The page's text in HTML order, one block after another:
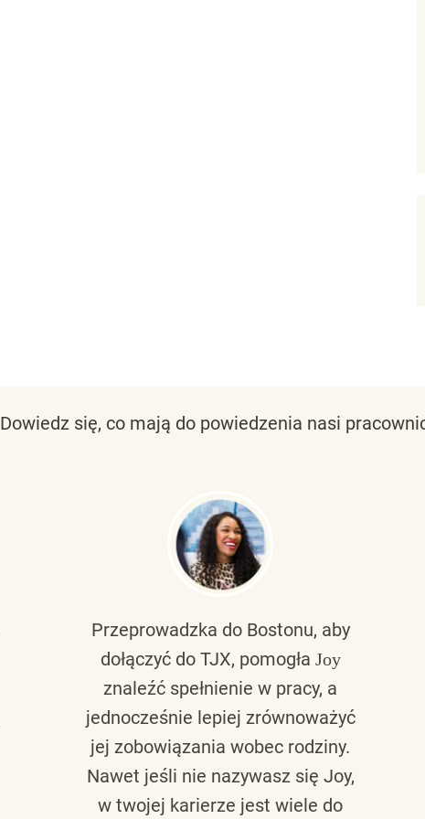
Dowiedz się, co mają do powiedzenia nasi
Przeprowadzka do Bostonu, aby
dołączyć do TJX, pomogła Joy
znaleźć spełnienie w pracy, a
jednocześnie lepiej zrównoważyć
jej zobowiązania wobec rodziny.
Nawet jeśli nie nazywasz się Joy,
w twojej karierze jest wiele do